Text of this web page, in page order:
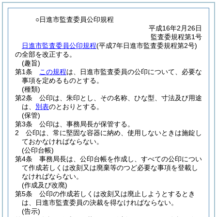
○日進市監査委員公印規程
平成16年2月26日
監査委規程第1号
日進市監査委員公印規程(平成7年日進市監査委規程第2号)
の全部を改正する。
(趣旨)
第1条
この規程は、日進市監査委員の公印について、必要な
事項を定めるものとする。
(種類)
第2条
公印は、朱印とし、その名称、ひな型、寸法及び用途
は、 別表のとおりとする。
(保管)
第3条
公印は、事務局長が保管する。
2
公印は、常に堅固な容器に納め、使用しないときは施錠し
ておかなければならない。
(公印台帳)
第4条
事務局長は、公印台帳を作成し、すべての公印につい
て作成若しくは改刻又は廃棄等のつど必要な事項を登載し
なければならない。
(作成及び改廃)
第5条
公印の作成若しくは改刻又は廃止しようとするとき
は、日進市監査委員の決裁を得なければならない。
(告示)